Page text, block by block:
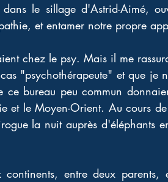
dans le sillage d'Astrid-Aimé,
et entamer notre propre
chez le psy. Mais il me
"psychothérapeute" et que je
ce bureau peu commun
et le Moyen-Orient. Au cours
la nuit auprès d'éléphants
entre deux